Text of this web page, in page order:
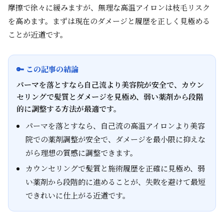
摩擦で徐々に緩みますが、無理な高温アイロンは枝毛リスク
を高めます。まずは現在のダメージと履歴を正しく見極める
ことが近道です。
🔑 この記事の結論
パーマを落とすなら自己流より美容院が安全で、カウン
セリングで髪質とダメージを見極め、弱い薬剤から段階
的に調整する方法が最適です。
パーマを落とすなら、自己流の高温アイロンより美容
院での薬剤調整が安全で、ダメージを最小限に抑えな
がら理想の質感に調整できます。
カウンセリングで髪質と施術履歴を正確に見極め、弱
い薬剤から段階的に進めることが、失敗を避けて最短
できれいに仕上がる近道です。